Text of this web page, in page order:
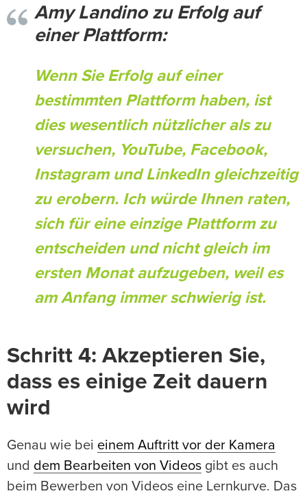
Amy Landino zu Erfolg auf
einer Plattform:
Wenn Sie Erfolg auf einer
bestimmten Plattform haben, ist
dies wesentlich nützlicher als zu
versuchen, YouTube, Facebook,
Instagram und LinkedIn gleichzeitig
zu erobern. Ich würde Ihnen raten,
sich für eine einzige Plattform zu
entscheiden und nicht gleich im
ersten Monat aufzugeben, weil es
am Anfang immer schwierig ist.
Schritt 4: Akzeptieren Sie,
dass es einige Zeit dauern
wird
Genau wie bei einem Auftritt vor der Kamera
und dem Bearbeiten von Videos gibt es auch
beim Bewerben von Videos eine Lernkurve. Das